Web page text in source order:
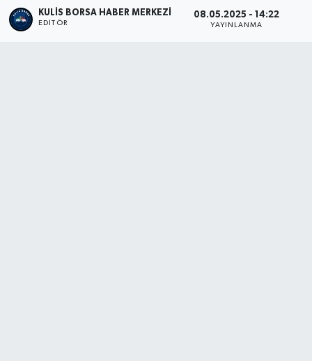
KULIS BORSA HABER MERKEZI
EDITÖR
08.05.2025 - 14:22
YAYINLANMA